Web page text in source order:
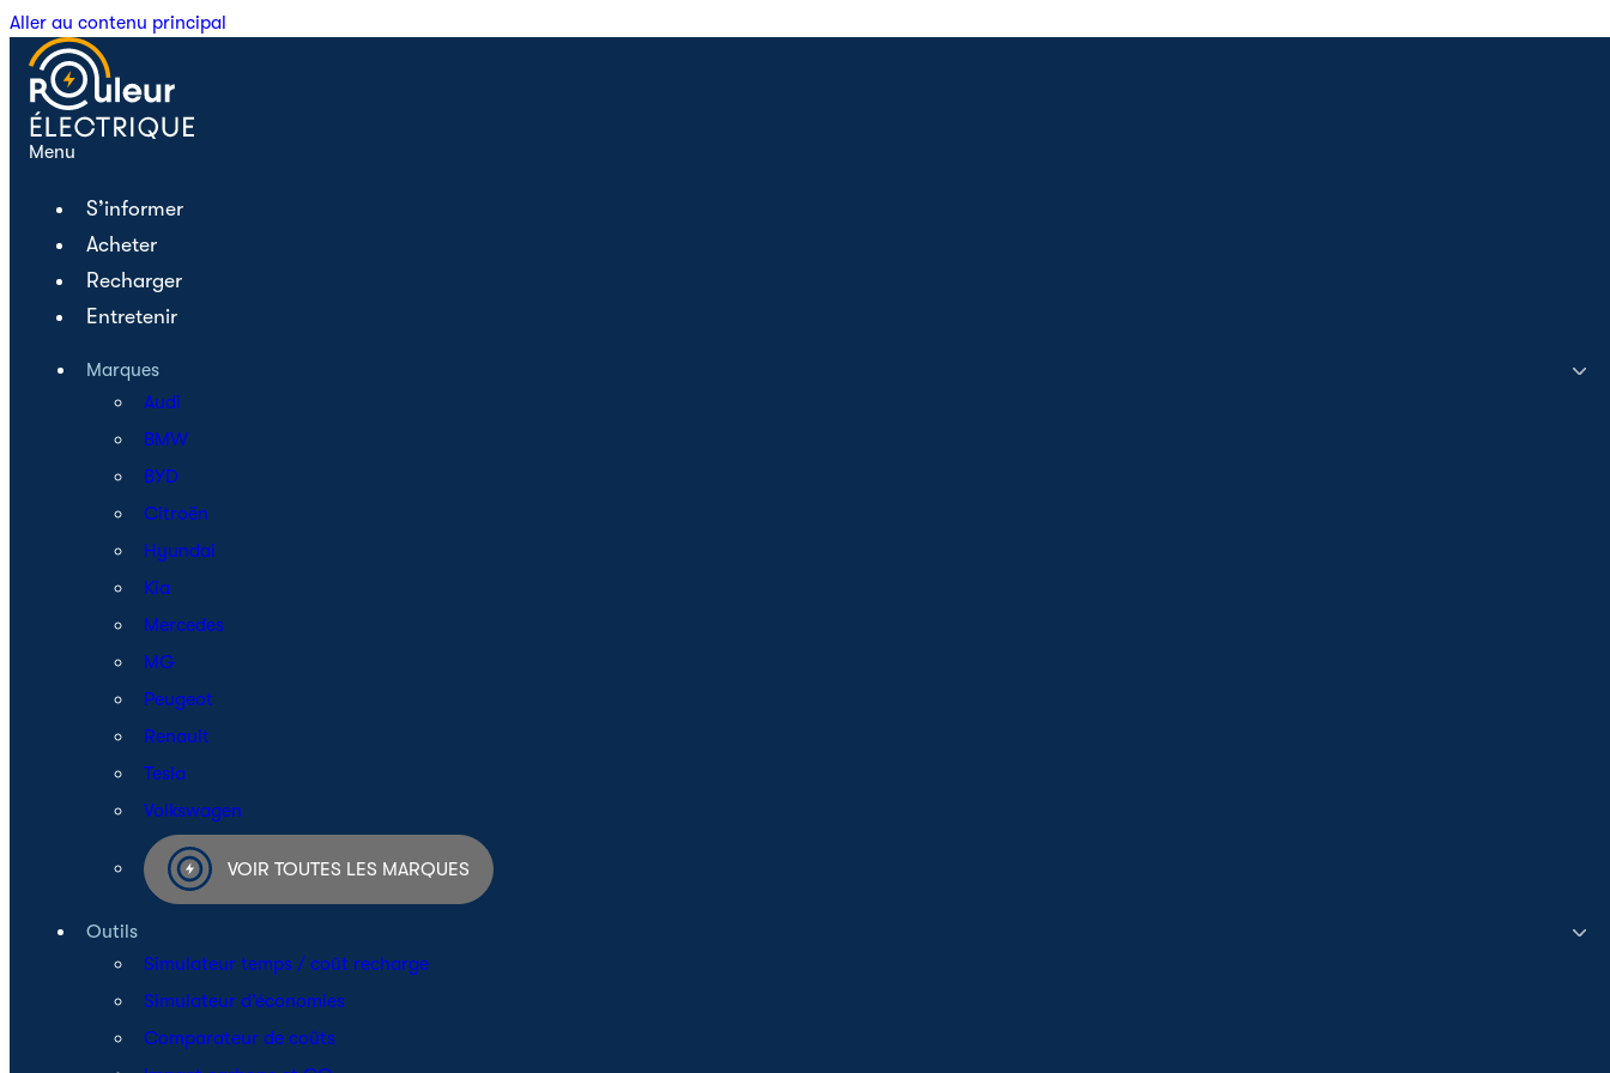
Aller au contenu principal
Menu
S’informer
Acheter
Recharger
Entretenir
Marques
Audi
BMW
BYD
Citroën
Hyundai
Kia
Mercedes
MG
Peugeot
Renault
Tesla
Volkswagen
VOIR TOUTES LES MARQUES
Outils
Simulateur temps / coût recharge
Simulateur d’économies
Comparateur de coûts